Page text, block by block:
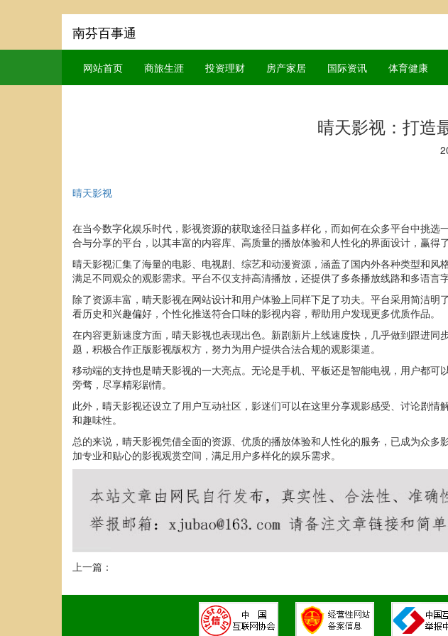
南芬百事通
网站首页 商旅生涯 投资理财 房产家居 国际资讯 体育健康
晴天影视：打造
晴天影视
在当今数字化娱乐时代，影视资源的获取途径日益多样化，而如何在众多平台中挑
合与分享的平台，以其丰富的内容库、高质量的播放体验和人性化的界面设计，赢得
晴天影视汇集了海量的电影、电视剧、综艺和动漫资源，涵盖了国内外各种类型和
满足不同观众的观影需求。平台不仅支持高清播放，还提供了多条播放线路和多语言
除了资源丰富，晴天影视在网站设计和用户体验上同样下足了功夫。平台采用简洁
看历史和兴趣偏好，个性化推送符合口味的影视内容，帮助用户发现更多优质作品。
在内容更新速度方面，晴天影视也表现出色。新剧新片上线速度快，几乎做到跟进
题，积极合作正版影视版权方，努力为用户提供合法合规的观影渠道。
移动端的支持也是晴天影视的一大亮点。无论是手机、平板还是智能电视，用户都
旁骛，尽享精彩剧情。
此外，晴天影视还设立了用户互动社区，影迷们可以在这里分享观影感受、讨论剧
和趣味性。
总的来说，晴天影视凭借全面的资源、优质的播放体验和人性化的服务，已成为众
加专业和贴心的影视观赏空间，满足用户多样化的娱乐需求。
上一篇：